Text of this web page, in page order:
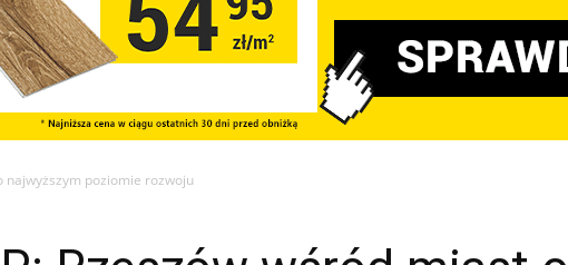
najwyższym poziomie rozwoju